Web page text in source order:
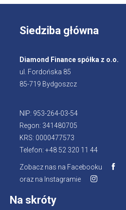
Siedziba główna
Diamond Finance spółka z o.o.
ul. Fordońska 85
85-719 Bydgoszcz
NIP: 953-264-03-54
Regon: 341480705
KRS: 0000477573
Telefon: +48 52 320 11 44
Zobacz nas na Facebooku Otworzy
oraz na Instagramie Otworzy
Na skróty